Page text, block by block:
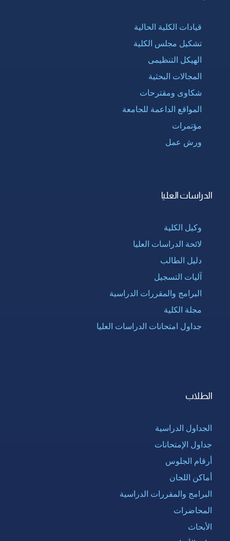
قيادات الكلية الحالية
تشكيل مجلس الكلية
الهيكل التنظيمى
المجالات البحثية
شكاوى ومقترحات
المواقع الداعمة للجامعة
مؤتمرات
ورش عمل
الدراسات العليا
وكيل الكلية
لائحة الدراسات العليا
دليل الطالب
آليات التسجيل
البرامج والمقررات الدراسية
مجلة الكلية
جداول امتحانات الدراسات العليا
الطلاب
الجداول الدراسية
جداول الإمتحانات
أرقام الجلوس
أماكن اللجان
البرامج والمقررات الدراسية
المحاضرات
الأبحاث